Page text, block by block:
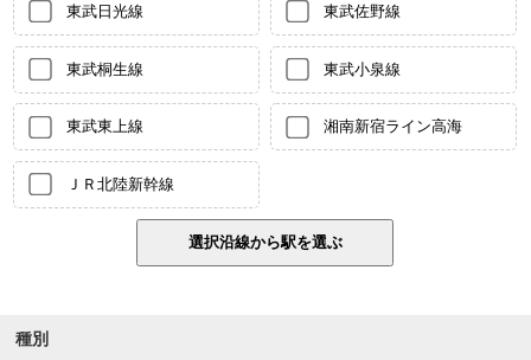
東武日光線 東武佐野線
東武桐生線 東武小泉線
東武東上線 湘南新宿ライン高海
ＪＲ北陸新幹線
種別